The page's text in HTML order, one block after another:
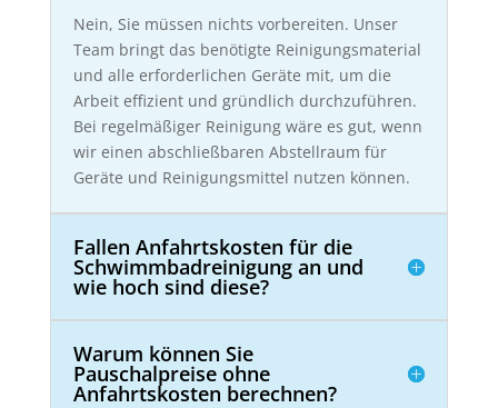
Nein, Sie müssen nichts vorbereiten. Unser
Team bringt das benötigte Reinigungsmaterial
und alle erforderlichen Geräte mit, um die
Arbeit effizient und gründlich durchzuführen.
Bei regelmäßiger Reinigung wäre es gut, wenn
wir einen abschließbaren Abstellraum für
Geräte und Reinigungsmittel nutzen können.
Fallen Anfahrtskosten für die
Schwimmbadreinigung an und
wie hoch sind diese?
Warum können Sie
Pauschalpreise ohne
Anfahrtskosten berechnen?